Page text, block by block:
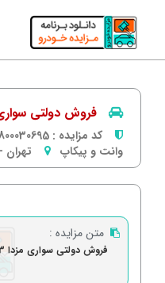
فروش دولتی سواری مزدا
کد مزایده :
وانت و پیکاپ
تهران -
متن مزایده :
فروش دولتی سواری مزدا 323 مدل 1384